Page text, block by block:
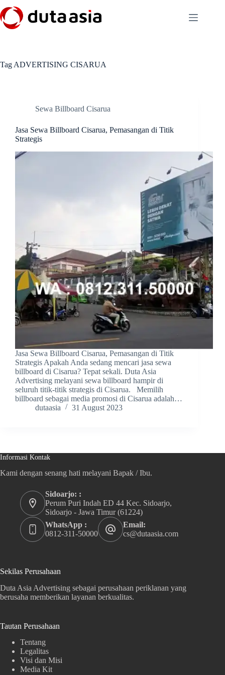
to
content
Tag ADVERTISING CISARUA
Sewa Billboard Cisarua
Jasa Sewa Billboard Cisarua, Pemasangan di Titik
Strategis
Jasa Sewa Billboard Cisarua, Pemasangan di Titik
Strategis Apakah Anda sedang mencari jasa sewa
billboard di Cisarua? Tepat sekali. Duta Asia
Advertising melayani sewa billboard hampir di
seluruh titik-titik strategis di Cisarua. Memilih
billboard sebagai media promosi di Cisarua adalah…
dutaasia
31 August 2023
Informasi Kontak
Kami dengan senang hati melayani Bapak / Ibu.
Sidoarjo: :
Perum Puri Indah ED 44 Kec. Sidoarjo,
Sidoarjo - Jawa Timur (61224)
WhatsApp :
0812-311-50000
Email:
cs@dutaasia.com
Sekilas Perusahaan
Duta Asia Advertising sebagai perusahaan periklanan yang
berusaha memberikan layanan berkualitas.
Tautan Perusahaan
Tentang
Legalitas
Visi dan Misi
Media Kit